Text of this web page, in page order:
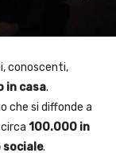
conoscenti,
in casa.
che si diffonde a
100.000 in
.